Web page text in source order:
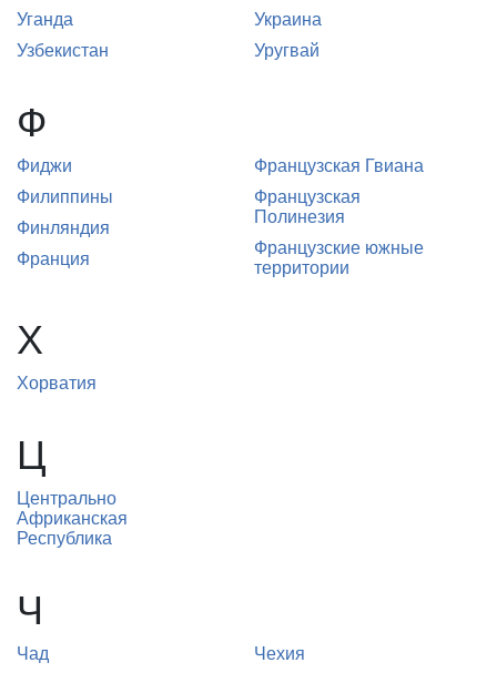
Уганда
Узбекистан
Украина
Уругвай
Ф
Фиджи
Филиппины
Финляндия
Франция
Французская Гвиана
Французская
Полинезия
Французские южные
территории
Х
Хорватия
Ц
Центрально
Африканская
Республика
Ч
Чад
Чехия